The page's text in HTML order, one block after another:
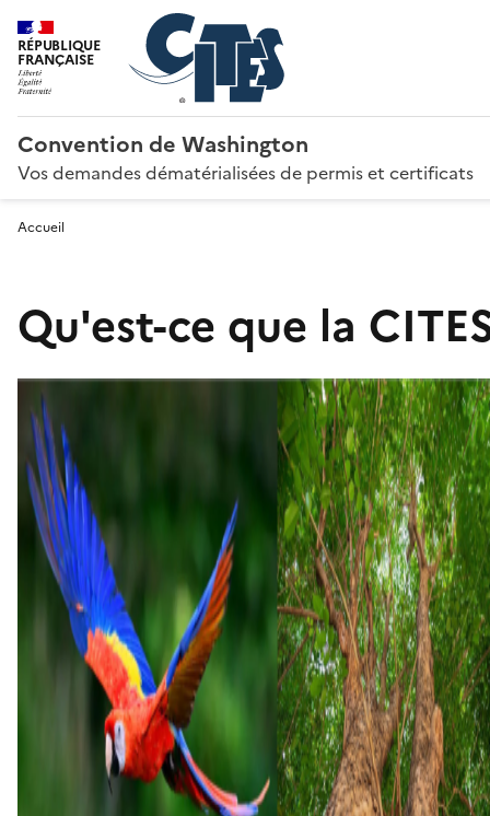
RÉPUBLIQUE
FRANÇAISE
Convention de Washington
Vos demandes dématérialisées de permis et certificats
Accueil
Qu'est-ce que la